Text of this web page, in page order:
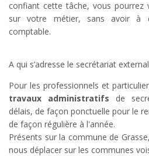
confiant cette tâche, vous pourrez
sur votre métier, sans avoir à
comptable.
A qui s’adresse le secrétariat
Pour les professionnels et
travaux administratifs de
délais, de façon ponctuelle pour le
de façon régulière à l'année.
Présents sur la commune de
nous déplacer sur les communes